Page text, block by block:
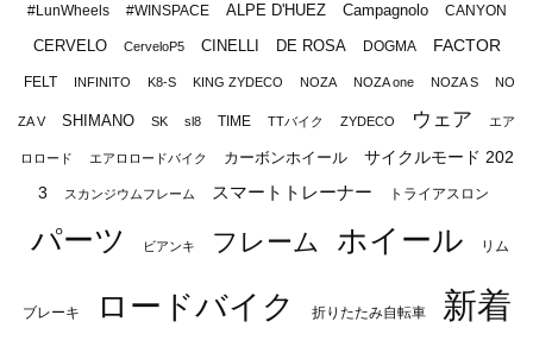
#LunWheels #WINSPACE ALPE D'HUEZ Campagnolo CANYON
CERVELO CerveloP5 CINELLI DE ROSA DOGMA FACTOR
FELT INFINITO K8-S KING ZYDECO NOZA NOZA one NOZA S NO
ZA V SHIMANO SK sl8 TIME TTバイク ZYDECO ウェア エア
ロロード エアロロードバイク カーボンホイール
サイクルモード 202
3
スカンジウムフレーム スマートトレーナー トライアスロン
パーツ ビアンキ フレーム ホイール リム
ブレーキ ロードバイク 折りたたみ自転車
新着